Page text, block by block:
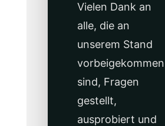
Vielen Dank an
alle, die an
unserem Stand
vorbeigekommen
sind, Fragen
gestellt,
ausprobiert und